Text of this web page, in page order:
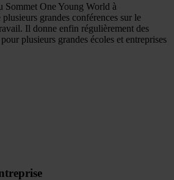
Sommet One Young World à
grandes conférences sur le
Il donne enfin régulièrement des
plusieurs grandes écoles et entreprises